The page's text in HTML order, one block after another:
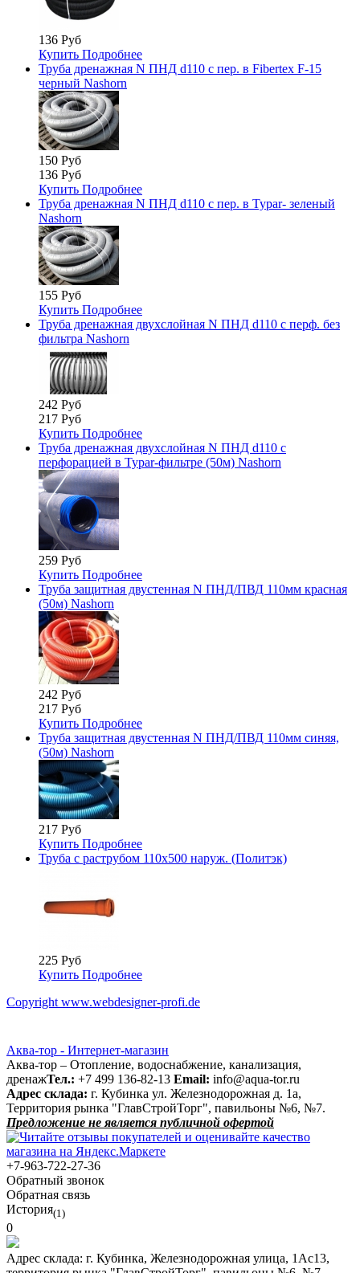
136 Руб
Купить Подробнее
Труба дренажная N ПНД d110 с пер. в Fibertex F-15
черный Nashorn
150 Руб
136 Руб
Купить Подробнее
Труба дренажная N ПНД d110 с пер. в Typar- зеленый
Nashorn
155 Руб
Купить Подробнее
Труба дренажная двухслойная N ПНД d110 с перф. без
фильтра Nashorn
242 Руб
217 Руб
Купить Подробнее
Труба дренажная двухслойная N ПНД d110 с
перфорацией в Typar-фильтре (50м) Nashorn
259 Руб
Купить Подробнее
Труба защитная двустенная N ПНД/ПВД 110мм красная
(50м) Nashorn
242 Руб
217 Руб
Купить Подробнее
Труба защитная двустенная N ПНД/ПВД 110мм синяя,
(50м) Nashorn
217 Руб
Купить Подробнее
Труба с раструбом 110х500 наруж. (Политэк)
225 Руб
Купить Подробнее
Copyright www.webdesigner-profi.de
Аква-тор - Интернет-магазин
Аква-тор – Отопление, водоснабжение, канализация,
дренажТел.: +7 499 136-82-13 Email: info@aqua-tor.ru
Адрес склада: г. Кубинка ул. Железнодорожная д. 1а,
Территория рынка "ГлавСтройТорг", павильоны №6, №7.
Предложение не является публичной офертой
+7-963-722-27-36
Обратный звонок
Обратная связь
История(1)
0
Адрес склада: г. Кубинка, Железнодорожная улица, 1Ас13,